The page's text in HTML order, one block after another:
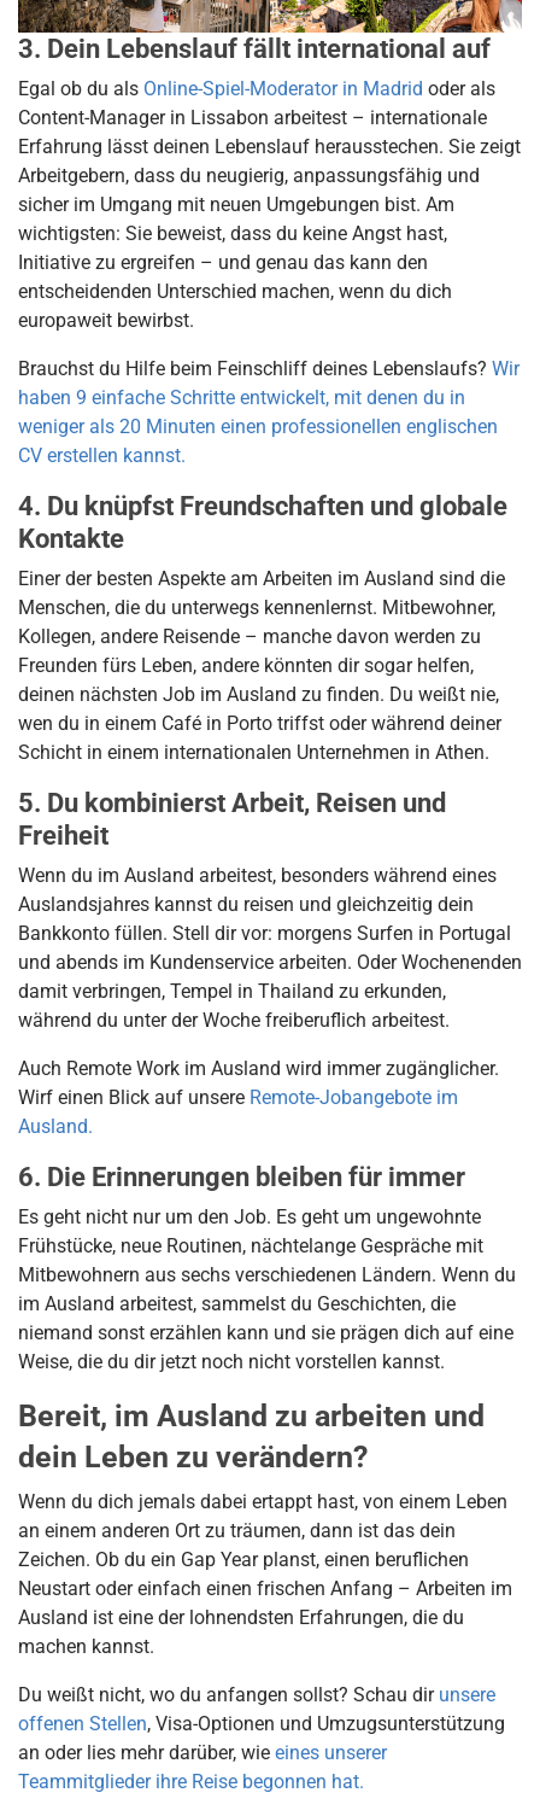
3. Dein Lebenslauf fällt international auf
Egal ob du als Online-Spiel-Moderator in Madrid oder als
Content-Manager in Lissabon arbeitest – internationale
Erfahrung lässt deinen Lebenslauf herausstechen. Sie zeigt
Arbeitgebern, dass du neugierig, anpassungsfähig und
sicher im Umgang mit neuen Umgebungen bist. Am
wichtigsten: Sie beweist, dass du keine Angst hast,
Initiative zu ergreifen – und genau das kann den
entscheidenden Unterschied machen, wenn du dich
europaweit bewirbst.
Brauchst du Hilfe beim Feinschliff deines Lebenslaufs? Wir
haben 9 einfache Schritte entwickelt, mit denen du in
weniger als 20 Minuten einen professionellen englischen
CV erstellen kannst.
4. Du knüpfst Freundschaften und globale
Kontakte
Einer der besten Aspekte am Arbeiten im Ausland sind die
Menschen, die du unterwegs kennenlernst. Mitbewohner,
Kollegen, andere Reisende – manche davon werden zu
Freunden fürs Leben, andere könnten dir sogar helfen,
deinen nächsten Job im Ausland zu finden. Du weißt nie,
wen du in einem Café in Porto triffst oder während deiner
Schicht in einem internationalen Unternehmen in Athen.
5. Du kombinierst Arbeit, Reisen und
Freiheit
Wenn du im Ausland arbeitest, besonders während eines
Auslandsjahres kannst du reisen und gleichzeitig dein
Bankkonto füllen. Stell dir vor: morgens Surfen in Portugal
und abends im Kundenservice arbeiten. Oder Wochenenden
damit verbringen, Tempel in Thailand zu erkunden,
während du unter der Woche freiberuflich arbeitest.
Auch Remote Work im Ausland wird immer zugänglicher.
Wirf einen Blick auf unsere Remote-Jobangebote im
Ausland.
6. Die Erinnerungen bleiben für immer
Es geht nicht nur um den Job. Es geht um ungewohnte
Frühstücke, neue Routinen, nächtelange Gespräche mit
Mitbewohnern aus sechs verschiedenen Ländern. Wenn du
im Ausland arbeitest, sammelst du Geschichten, die
niemand sonst erzählen kann und sie prägen dich auf eine
Weise, die du dir jetzt noch nicht vorstellen kannst.
Bereit, im Ausland zu arbeiten und
dein Leben zu verändern?
Wenn du dich jemals dabei ertappt hast, von einem Leben
an einem anderen Ort zu träumen, dann ist das dein
Zeichen. Ob du ein Gap Year planst, einen beruflichen
Neustart oder einfach einen frischen Anfang – Arbeiten im
Ausland ist eine der lohnendsten Erfahrungen, die du
machen kannst.
Du weißt nicht, wo du anfangen sollst? Schau dir unsere
offenen Stellen, Visa-Optionen und Umzugsunterstützung
an oder lies mehr darüber, wie eines unserer
Teammitglieder ihre Reise begonnen hat.